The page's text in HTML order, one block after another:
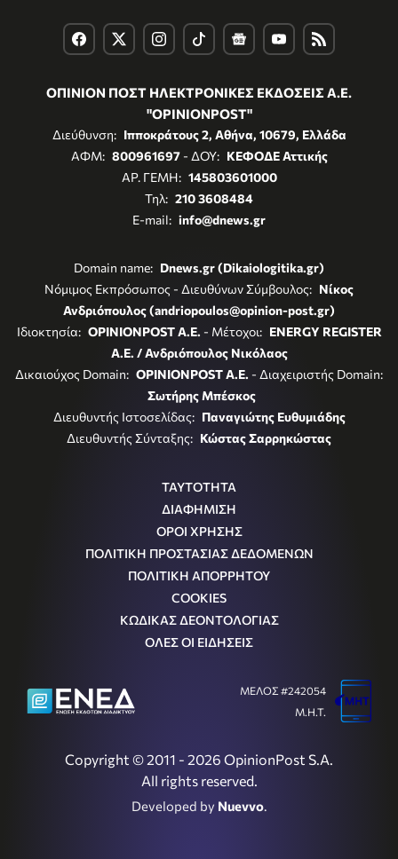
ΟΠΙΝΙΟΝ ΠΟΣΤ ΗΛΕΚΤΡΟΝΙΚΕΣ ΕΚΔΟΣΕΙΣ Α.Ε.
"OPINIONPOST"
Διεύθυνση: Ιπποκράτους 2, Αθήνα, 10679, Ελλάδα
ΑΦΜ: 800961697- ΔΟΥ: ΚΕΦΟΔΕ Αττικής
ΑΡ. ΓΕΜΗ: 145803601000
Τηλ: 210 3608484
E-mail: info@dnews.gr
Domain name: Dnews.gr (Dikaiologitika.gr)
Νόμιμος Εκπρόσωπος - Διευθύνων Σύμβουλος: Νίκος
Ανδριόπουλος (andriopoulos@opinion-post.gr)
Ιδιοκτησία: OPINIONPOST A.E. - Μέτοχοι: ENERGY REGISTER
Α.Ε. / Ανδριόπουλος Νικόλαος
Δικαιούχος Domain: OPINIONPOST A.E. - Διαχειριστής Domain:
Σωτήρης Μπέσκος
Διευθυντής Ιστοσελίδας: Παναγιώτης Ευθυμιάδης
Διευθυντής Σύνταξης: Κώστας Σαρρηκώστας
ΤΑΥΤΟΤΗΤΑ
ΔΙΑΦΗΜΙΣΗ
ΟΡΟΙ ΧΡΗΣΗΣ
ΠΟΛΙΤΙΚΗ ΠΡΟΣΤΑΣΙΑΣ ΔΕΔΟΜΕΝΩΝ
ΠΟΛΙΤΙΚΗ ΑΠΟΡΡΗΤΟΥ
COOKIES
ΚΩΔΙΚΑΣ ΔΕΟΝΤΟΛΟΓΙΑΣ
ΟΛΕΣ ΟΙ ΕΙΔΗΣΕΙΣ
Copyright © 2011 - 2026 OpinionPost S.A.
All rights reserved.
Developed by Nuevvo.
ΜΕΛΟΣ #242054
Μ.Η.Τ.